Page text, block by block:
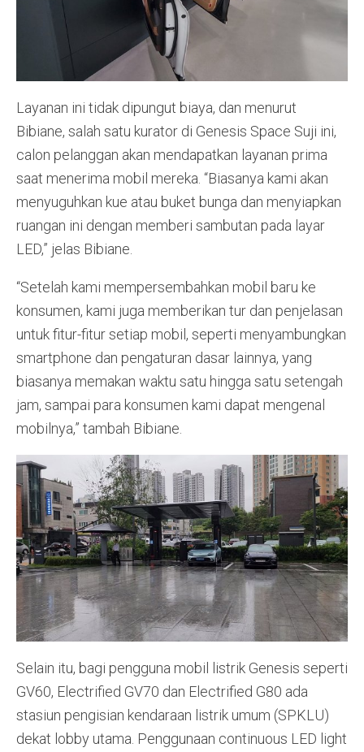
Layanan ini tidak dipungut biaya, dan menurut
Bibiane, salah satu kurator di Genesis Space Suji ini,
calon pelanggan akan mendapatkan layanan prima
saat menerima mobil mereka. “Biasanya kami akan
menyuguhkan kue atau buket bunga dan menyiapkan
ruangan ini dengan memberi sambutan pada layar
LED,” jelas Bibiane.
“Setelah kami mempersembahkan mobil baru ke
konsumen, kami juga memberikan tur dan penjelasan
untuk fitur-fitur setiap mobil, seperti menyambungkan
smartphone dan pengaturan dasar lainnya, yang
biasanya memakan waktu satu hingga satu setengah
jam, sampai para konsumen kami dapat mengenal
mobilnya,” tambah Bibiane.
Selain itu, bagi pengguna mobil listrik Genesis seperti
GV60, Electrified GV70 dan Electrified G80 ada
stasiun pengisian kendaraan listrik umum (SPKLU)
dekat lobby utama. Penggunaan continuous LED light